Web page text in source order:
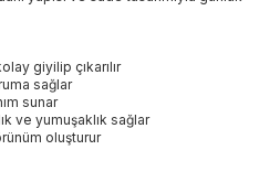
giyilip çıkarılır
sağlar
sunar
ve yumuşaklık sağlar
oluşturur